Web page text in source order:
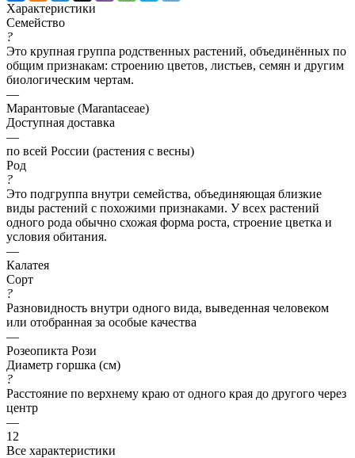
Характеристики
Семейство
?
Это крупная группа родственных растений, объединённых по
общим признакам: строению цветов, листьев, семян и другим
биологическим чертам.
—
Марантовые (Marantaceae)
Доступная доставка
—
по всей России (растения с весны)
Род
?
Это подгруппа внутри семейства, объединяющая близкие
виды растений с похожими признаками. У всех растений
одного рода обычно схожая форма роста, строение цветка и
условия обитания.
—
Калатея
Сорт
?
Разновидность внутри одного вида, выведенная человеком
или отобранная за особые качества
—
Розеопикта Рози
Диаметр горшка (см)
?
Расстояние по верхнему краю от одного края до другого через
центр
—
12
Все характеристики